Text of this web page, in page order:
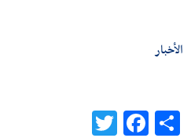
الأخبار
Share
Facebook